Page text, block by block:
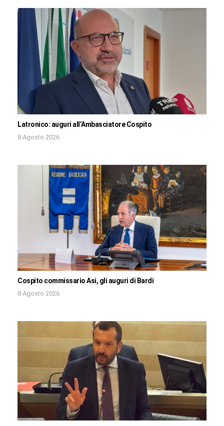
Latronico: auguri all’Ambasciatore Cospito
8 Agosto 2026
Cospito commissario Asi, gli auguri di Bardi
8 Agosto 2026